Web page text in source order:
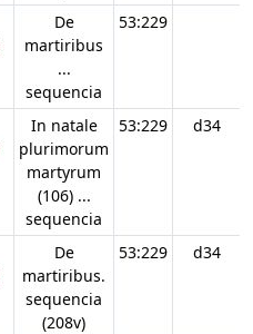
De
martiribus
...
sequencia
53:229
In natale
plurimorum
martyrum
(106) ...
sequencia
53:229 d34
De
martiribus.
sequencia
(208v)
53:229 d34